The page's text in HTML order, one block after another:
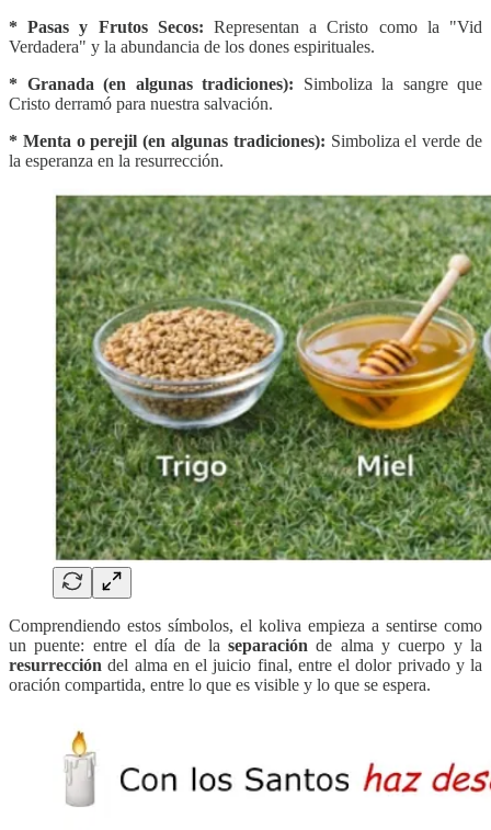
* Pasas y Frutos Secos: Representan a Cristo como la "Vid
Verdadera" y la abundancia de los dones espirituales.
* Granada (en algunas tradiciones): Simboliza la sangre que
Cristo derramó para nuestra salvación.
* Menta o perejil (en algunas tradiciones): Simboliza el verde de
la esperanza en la resurrección.
Comprendiendo estos símbolos, el koliva empieza a sentirse como
un puente: entre el día de laseparación de alma y cuerpo y la
resurrección del alma en el juicio final, entre el dolor privado y la
oración compartida, entre lo que es visible y lo que se espera.